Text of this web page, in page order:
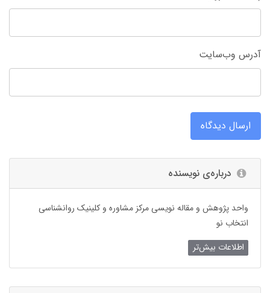
آدرس وب‌سایت
ارسال دیدگاه
درباره‌ی نویسنده
واحد پژوهش و مقاله نویسی مرکز مشاوره و کلینیک روانشناسی
انتخاب نو
اطلاعات بیش‌تر